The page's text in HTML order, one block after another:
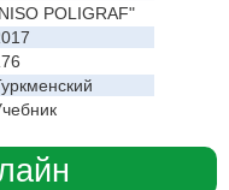
POLIGRAF"